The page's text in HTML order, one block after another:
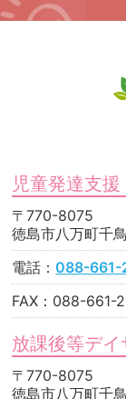
児童発達支
〒770-8075
徳島市八万町千
電話：088-661-
FAX：088-661-
放課後等デイ
〒770-8075
徳島市八万町千